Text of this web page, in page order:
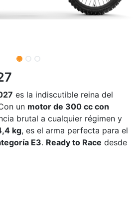
es la indiscutible reina del
un motor de 300 cc con
brutal a cualquier régimen y
kg, es el arma perfecta para el
E3. Ready to Race desde